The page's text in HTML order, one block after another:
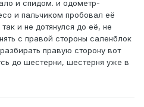
и спидом. и одометр-
и пальчиком пробовал её
и не дотянулся до её, не
с правой стороны саленблок
правую сторону вот
до шестерни, шестерня уже в